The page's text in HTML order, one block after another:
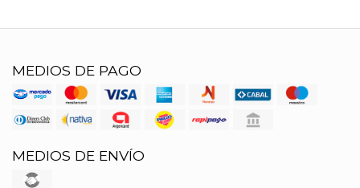
MEDIOS DE PAGO
MEDIOS DE ENVÍO